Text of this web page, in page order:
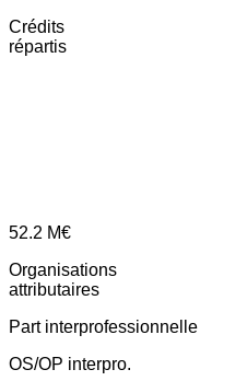
Crédits
répartis
52.2 M€
Organisations
attributaires
Part interprofessionnelle
OS/OP interpro.